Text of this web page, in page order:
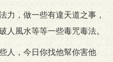
力，做一些有違天道之事，
人風水等等一些毒咒毒法。
人，今日你找他幫你害他